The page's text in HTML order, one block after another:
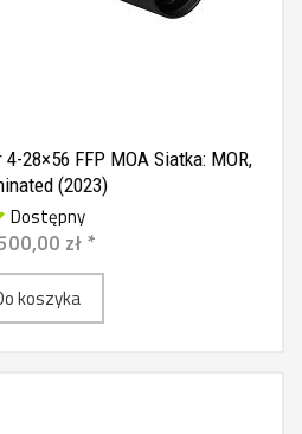
28×56 FFP MOA Siatka: MOR,
(2023)
Dostępny
zł *
koszyka